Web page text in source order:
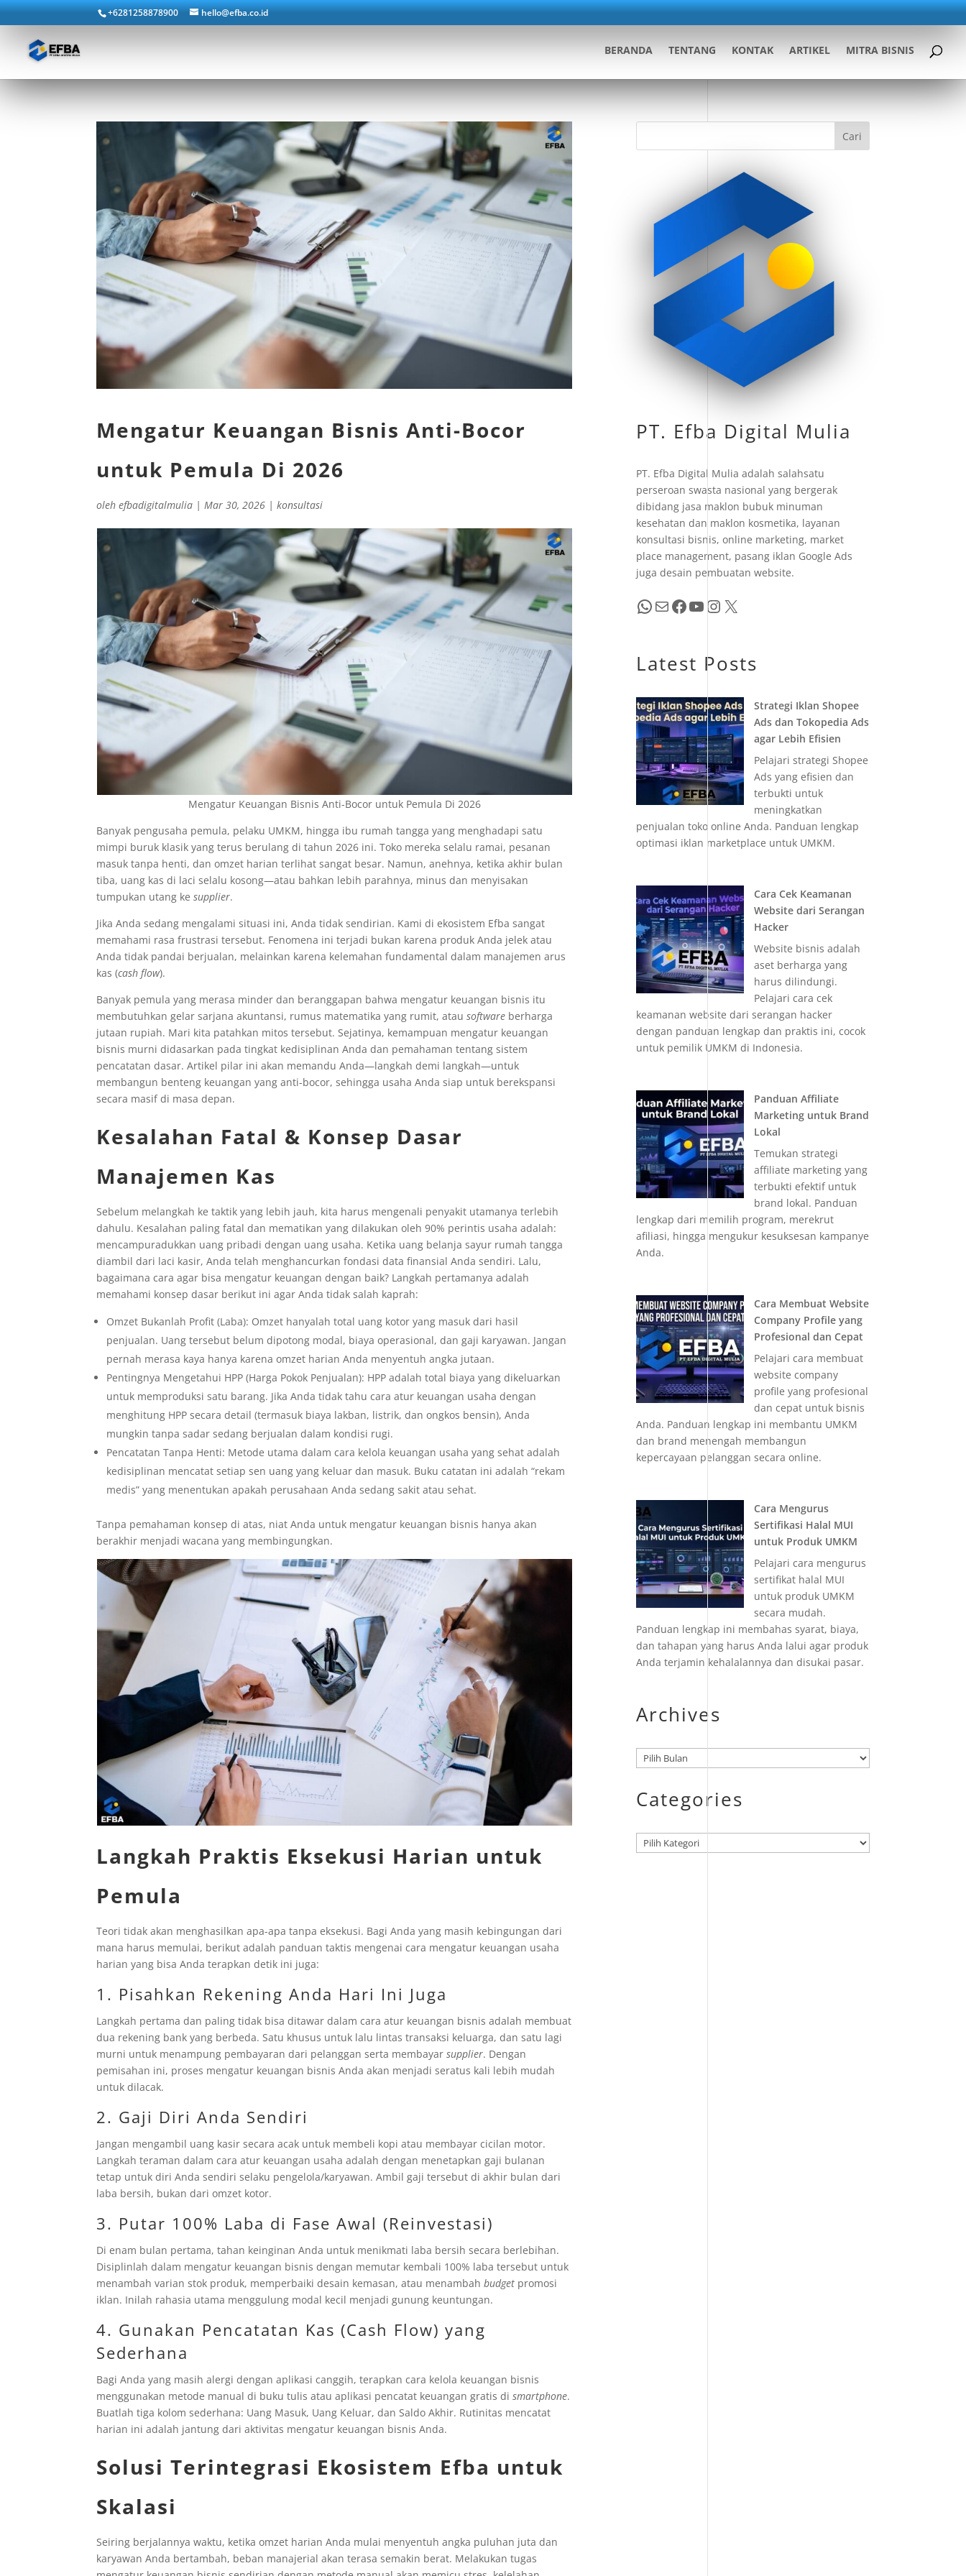
+6281258878900 hello@efba.co.id
BERANDA TENTANG KONTAK ARTIKEL MITRA BISNIS
Mengatur Keuangan Bisnis Anti-Bocor
untuk Pemula Di 2026
olehefbadigitalmulia | Mar 30, 2026 |konsultasi
Mengatur Keuangan Bisnis Anti-Bocor untuk Pemula Di 2026
Banyak pengusaha pemula, pelaku UMKM, hingga ibu rumah tangga yang menghadapi satu
mimpi buruk klasik yang terus berulang di tahun 2026 ini. Toko mereka selalu ramai, pesanan
masuk tanpa henti, dan omzet harian terlihat sangat besar. Namun, anehnya, ketika akhir bulan
tiba, uang kas di laci selalu kosong—atau bahkan lebih parahnya, minus dan menyisakan
tumpukan utang kesupplier.
Jika Anda sedang mengalami situasi ini, Anda tidak sendirian. Kami di ekosistem Efba sangat
memahami rasa frustrasi tersebut. Fenomena ini terjadi bukan karena produk Anda jelek atau
Anda tidak pandai berjualan, melainkan karena kelemahan fundamental dalam manajemen arus
kas (cash flow).
Banyak pemula yang merasa minder dan beranggapan bahwa mengatur keuangan bisnis itu
membutuhkan gelar sarjana akuntansi, rumus matematika yang rumit, atausoftware berharga
jutaan rupiah. Mari kita patahkan mitos tersebut. Sejatinya, kemampuan mengatur keuangan
bisnis murni didasarkan pada tingkat kedisiplinan Anda dan pemahaman tentang sistem
pencatatan dasar. Artikel pilar ini akan memandu Anda—langkah demi langkah—untuk
membangun benteng keuangan yang anti-bocor, sehingga usaha Anda siap untuk berekspansi
secara masif di masa depan.
Kesalahan Fatal & Konsep Dasar
Manajemen Kas
Sebelum melangkah ke taktik yang lebih jauh, kita harus mengenali penyakit utamanya terlebih
dahulu. Kesalahan paling fatal dan mematikan yang dilakukan oleh 90% perintis usaha adalah:
mencampuradukkan uang pribadi dengan uang usaha. Ketika uang belanja sayur rumah tangga
diambil dari laci kasir, Anda telah menghancurkan fondasi data finansial Anda sendiri. Lalu,
bagaimana cara agar bisa mengatur keuangan dengan baik? Langkah pertamanya adalah
memahami konsep dasar berikut ini agar Anda tidak salah kaprah:
Omzet Bukanlah Profit (Laba): Omzet hanyalah total uang kotor yang masuk dari hasil
penjualan. Uang tersebut belum dipotong modal, biaya operasional, dan gaji karyawan. Jangan
pernah merasa kaya hanya karena omzet harian Anda menyentuh angka jutaan.
Pentingnya Mengetahui HPP (Harga Pokok Penjualan): HPP adalah total biaya yang dikeluarkan
untuk memproduksi satu barang. Jika Anda tidak tahu cara atur keuangan usaha dengan
menghitung HPP secara detail (termasuk biaya lakban, listrik, dan ongkos bensin), Anda
mungkin tanpa sadar sedang berjualan dalam kondisi rugi.
Pencatatan Tanpa Henti: Metode utama dalam cara kelola keuangan usaha yang sehat adalah
kedisiplinan mencatat setiap sen uang yang keluar dan masuk. Buku catatan ini adalah “rekam
medis” yang menentukan apakah perusahaan Anda sedang sakit atau sehat.
Tanpa pemahaman konsep di atas, niat Anda untuk mengatur keuangan bisnis hanya akan
berakhir menjadi wacana yang membingungkan.
Langkah Praktis Eksekusi Harian untuk
Pemula
Teori tidak akan menghasilkan apa-apa tanpa eksekusi. Bagi Anda yang masih kebingungan dari
mana harus memulai, berikut adalah panduan taktis mengenai cara mengatur keuangan usaha
harian yang bisa Anda terapkan detik ini juga:
1. Pisahkan Rekening Anda Hari Ini Juga
Langkah pertama dan paling tidak bisa ditawar dalam cara atur keuangan bisnis adalah membuat
dua rekening bank yang berbeda. Satu khusus untuk lalu lintas transaksi keluarga, dan satu lagi
murni untuk menampung pembayaran dari pelanggan serta membayarsupplier. Dengan
pemisahan ini, proses mengatur keuangan bisnis Anda akan menjadi seratus kali lebih mudah
untuk dilacak.
2. Gaji Diri Anda Sendiri
Jangan mengambil uang kasir secara acak untuk membeli kopi atau membayar cicilan motor.
Langkah teraman dalam cara atur keuangan usaha adalah dengan menetapkan gaji bulanan
tetap untuk diri Anda sendiri selaku pengelola/karyawan. Ambil gaji tersebut di akhir bulan dari
laba bersih, bukan dari omzet kotor.
3. Putar 100% Laba di Fase Awal (Reinvestasi)
Di enam bulan pertama, tahan keinginan Anda untuk menikmati laba bersih secara berlebihan.
Disiplinlah dalam mengatur keuangan bisnis dengan memutar kembali 100% laba tersebut untuk
menambah varian stok produk, memperbaiki desain kemasan, atau menambahbudget promosi
iklan. Inilah rahasia utama menggulung modal kecil menjadi gunung keuntungan.
4. Gunakan Pencatatan Kas (Cash Flow) yang
Sederhana
Bagi Anda yang masih alergi dengan aplikasi canggih, terapkan cara kelola keuangan bisnis
menggunakan metode manual di buku tulis atau aplikasi pencatat keuangan gratis dismartphone.
Buatlah tiga kolom sederhana: Uang Masuk, Uang Keluar, dan Saldo Akhir. Rutinitas mencatat
harian ini adalah jantung dari aktivitas mengatur keuangan bisnis Anda.
Solusi Terintegrasi Ekosistem Efba untuk
Skalasi
Seiring berjalannya waktu, ketika omzet harian Anda mulai menyentuh angka puluhan juta dan
karyawan Anda bertambah, beban manajerial akan terasa semakin berat. Melakukan tugas
Cari
PT. Efba Digital Mulia
PT. Efba Digital Mulia adalah salahsatu
perseroan swasta nasional yang bergerak
dibidang jasa maklon bubuk minuman
kesehatan dan maklon kosmetika, layanan
konsultasi bisnis, online marketing, market
place management, pasang iklan Google Ads
juga desain pembuatan website.
WhatsApp Mail Facebook YouTube InstagramX
Latest Posts
Strategi Iklan Shopee
Ads dan Tokopedia Ads
agar Lebih Efisien
Pelajari strategi Shopee
Ads yang efisien dan
terbukti untuk
meningkatkan
penjualan toko online Anda. Panduan lengkap
optimasi iklan marketplace untuk UMKM.
Cara Cek Keamanan
Website dari Serangan
Hacker
Website bisnis adalah
aset berharga yang
harus dilindungi.
Pelajari cara cek
keamanan website dari serangan hacker
dengan panduan lengkap dan praktis ini, cocok
untuk pemilik UMKM di Indonesia.
Panduan Affiliate
Marketing untuk Brand
Lokal
Temukan strategi
affiliate marketing yang
terbukti efektif untuk
brand lokal. Panduan
lengkap dari memilih program, merekrut
afiliasi, hingga mengukur kesuksesan kampanye
Anda.
Cara Membuat Website
Company Profile yang
Profesional dan Cepat
Pelajari cara membuat
website company
profile yang profesional
dan cepat untuk bisnis
Anda. Panduan lengkap ini membantu UMKM
dan brand menengah membangun
kepercayaan pelanggan secara online.
Cara Mengurus
Sertifikasi Halal MUI
untuk Produk UMKM
Pelajari cara mengurus
sertifikat halal MUI
untuk produk UMKM
secara mudah.
Panduan lengkap ini membahas syarat, biaya,
dan tahapan yang harus Anda lalui agar produk
Anda terjamin kehalalannya dan disukai pasar.
Archives
Arsip
Categories
Kategori